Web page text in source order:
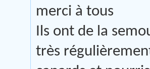
merci à tous
Ils ont de la
très